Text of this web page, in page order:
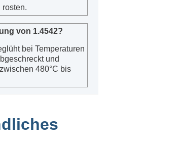
von 1.4542?
bei Temperaturen
und
480°C bis